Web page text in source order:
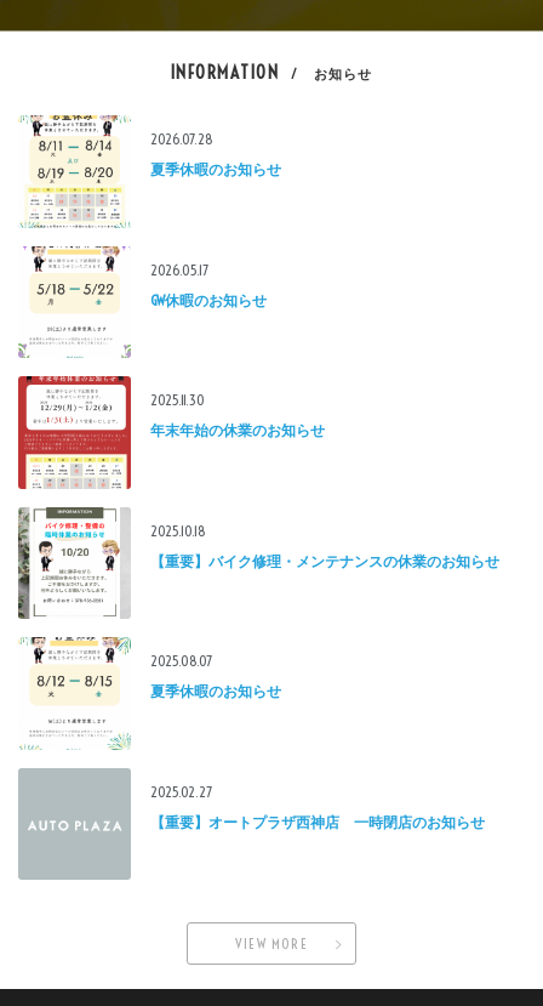
INFORMATION / お知らせ
2026.07.28
夏季休暇のお知らせ
2026.05.17
GW休暇のお知らせ
2025.11.30
年末年始の休業のお知らせ
2025.10.18
【重要】バイク修理・メンテナンスの休業のお知らせ
2025.08.07
夏季休暇のお知らせ
2025.02.27
【重要】オートプラザ西神店 一時閉店のお知らせ
VIEW MORE